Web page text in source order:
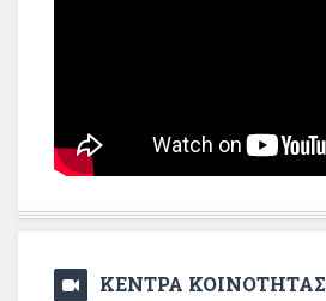
ΚΕΝΤΡΑ ΚΟΙΝΟΤΗΤΑΣ